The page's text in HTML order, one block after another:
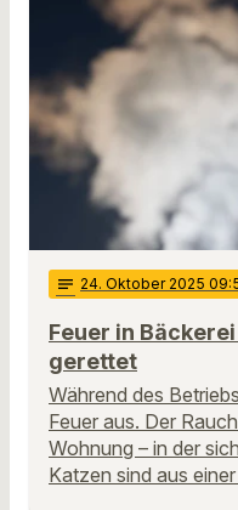
notes 24. Oktober 2025
Feuer in
gerettet
Während des
Feuer aus. Der
Wohnung – in der
Katzen sind aus